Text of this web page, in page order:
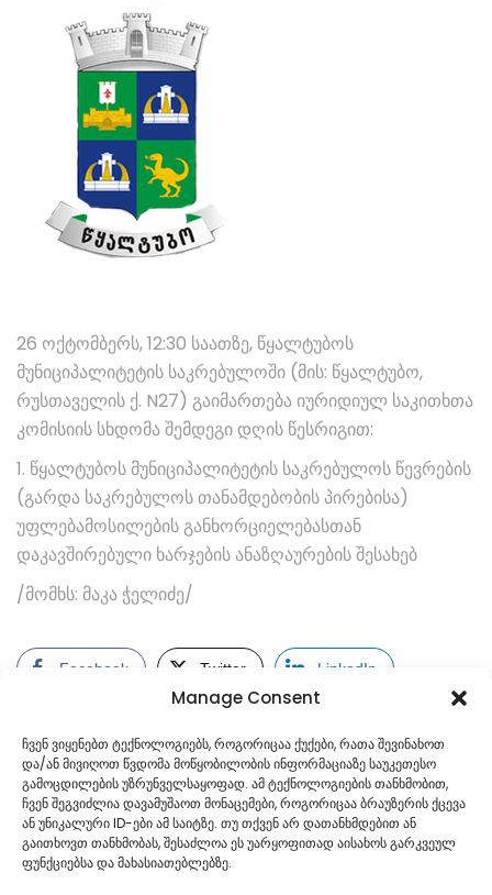
Manage Consent
ჩვენ ვიყენებთ ტექნოლოგიებს, როგორიცაა ქუქები, რათა შევინახოთ
და/ან მივიღოთ წვდომა მოწყობილობის ინფორმაციაზე საუკეთესო
გამოცდილების უზრუნველსაყოფად. ამ ტექნოლოგიების თანხმობით,
ჩვენ შეგვიძლია დავამუშაოთ მონაცემები, როგორიცაა ბრაუზერის ქცევა
ან უნიკალური ID-ები ამ საიტზე. თუ თქვენ არ დათანხმდებით ან
გაითხოვთ თანხმობას, შესაძლოა ეს უარყოფითად აისახოს გარკვეულ
ფუნქციებსა და მახასიათებლებზე.
26 ოქტომბერს, 12:30 საათზე, წყალტუბოს
მუნიციპალიტეტის საკრებულოში (მის: წყალტუბო,
რუსთაველის ქ. N27) გაიმართება იურიდიულ საკითხთა
კომისიის სხდომა შემდეგი დღის წესრიგით:
1. წყალტუბოს მუნიციპალიტეტის საკრებულოს წევრების
(გარდა საკრებულოს თანამდებობის პირებისა)
უფლებამოსილების განხორციელებასთან
დაკავშირებული ხარჯების ანაზღაურების შესახებ
/მომხს: მაკა ჭელიძე/
Facebook Twitter LinkedIn